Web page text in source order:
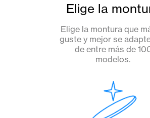
Elige la
Elige la montura que
guste y mejor se
de entre más de
modelos.